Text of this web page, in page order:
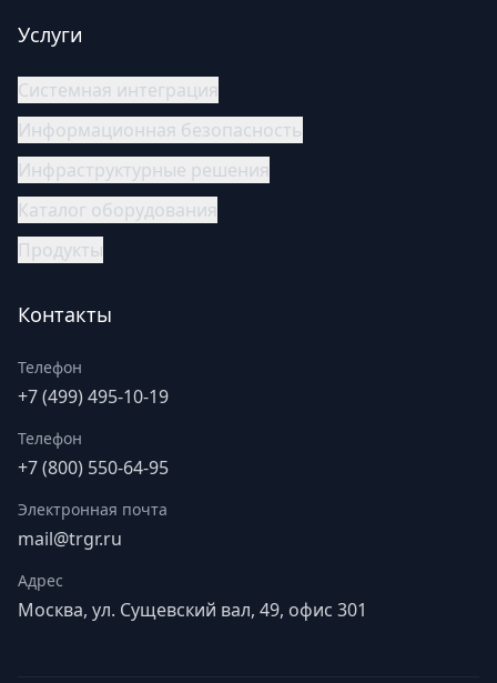
Услуги
Системная интеграция
Информационная безопасность
Инфраструктурные решения
Каталог оборудования
Продукты
Контакты
Телефон
+7 (499) 495-10-19
Телефон
+7 (800) 550-64-95
Электронная почта
mail@trgr.ru
Адрес
Москва, ул. Сущевский вал, 49, офис 301